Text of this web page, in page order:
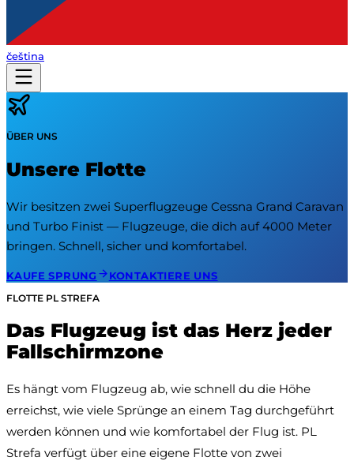
čeština
ÜBER UNS
Unsere Flotte
Wir besitzen zwei Superflugzeuge Cessna Grand Caravan
und Turbo Finist — Flugzeuge, die dich auf 4000 Meter
bringen. Schnell, sicher und komfortabel.
KAUFE SPRUNG KONTAKTIERE UNS
FLOTTE PL STREFA
Das Flugzeug ist das Herz jeder
Fallschirmzone
Es hängt vom Flugzeug ab, wie schnell du die Höhe
erreichst, wie viele Sprünge an einem Tag durchgeführt
werden können und wie komfortabel der Flug ist. PL
Strefa verfügt über eine eigene Flotte von zwei